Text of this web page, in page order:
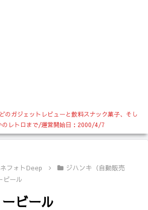
のガジェットレビューと飲料スナック菓子、そし
のレトロまで/運営開始日：2000/4/7
フォトDeep
ジハンキ（自動販売
ビール
ビール